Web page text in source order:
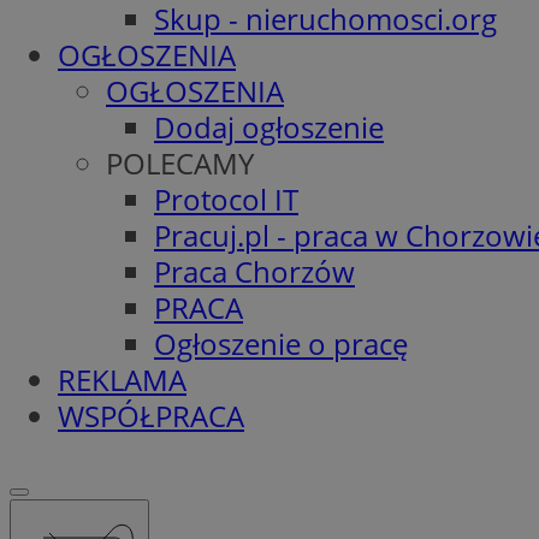
Skup - nieruchomosci.org
OGŁOSZENIA
OGŁOSZENIA
Dodaj ogłoszenie
POLECAMY
Protocol IT
Pracuj.pl - praca w
Praca Chorzów
PRACA
Ogłoszenie o pracę
REKLAMA
WSPÓŁPRACA